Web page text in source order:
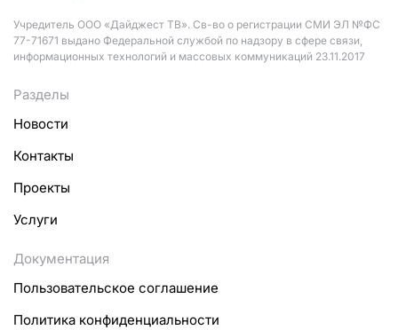
Учредитель ООО «Дайджест ТВ». Св-во о регистрации СМИ ЭЛ №ФС
77-71671 выдано Федеральной службой по надзору в сфере связи,
информационных технологий и массовых коммуникаций 23.11.2017
Разделы
Новости
Контакты
Проекты
Услуги
Документация
Пользовательское соглашение
Политика конфиденциальности